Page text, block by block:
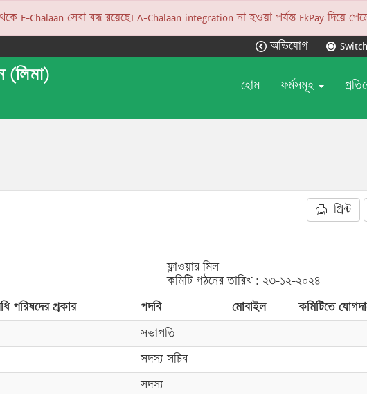
Chalaan সেবা বন্ধ রয়েছে। A-Chalaan integration না হওয়া পর্যন্ত EkPay দিয়ে
অভিযোগ
(লিমা)
হোম ফর্মসমূহ
প্রিন্ট
ফ্লাওয়ার মিল
কমিটি গঠনের তারিখ : ২৩-১২-২০২৪
পরিষদের প্রকার পদবি মোবাইল
কমিটিতে
সভাপতি
সদস্য সচিব
সদস্য